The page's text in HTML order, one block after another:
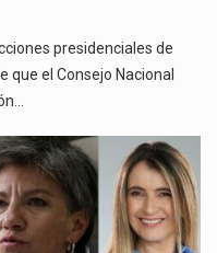
presidenciales de
que el Consejo Nacional